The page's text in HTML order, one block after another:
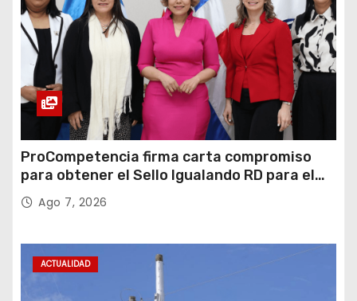
ProCompetencia firma carta compromiso
para obtener el Sello Igualando RD para el
Sector Público
Ago 7, 2026
ACTUALIDAD